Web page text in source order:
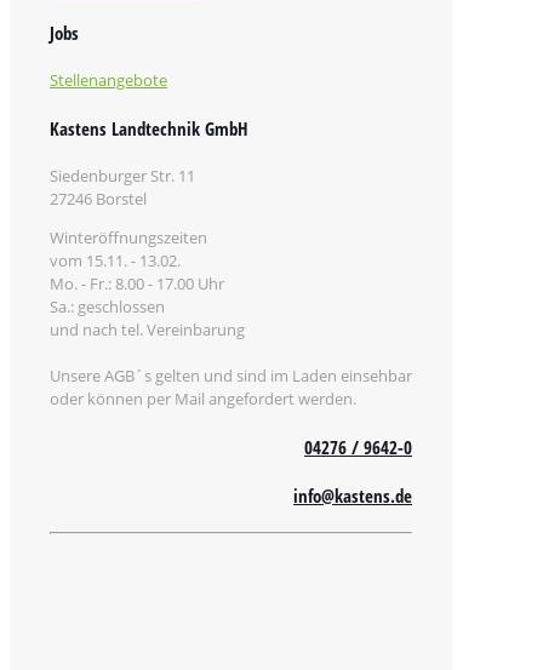
Jobs
Stellenangebote
Kastens Landtechnik GmbH
Siedenburger Str. 11
27246 Borstel
Winteröffnungszeiten
vom 15.11. - 13.02.
Mo. - Fr.: 8.00 - 17.00 Uhr
Sa.: geschlossen
und nach tel. Vereinbarung
Unsere AGB´s gelten und sind im Laden einsehbar
oder können per Mail angefordert werden.
04276 / 9642-0
info@kastens.de